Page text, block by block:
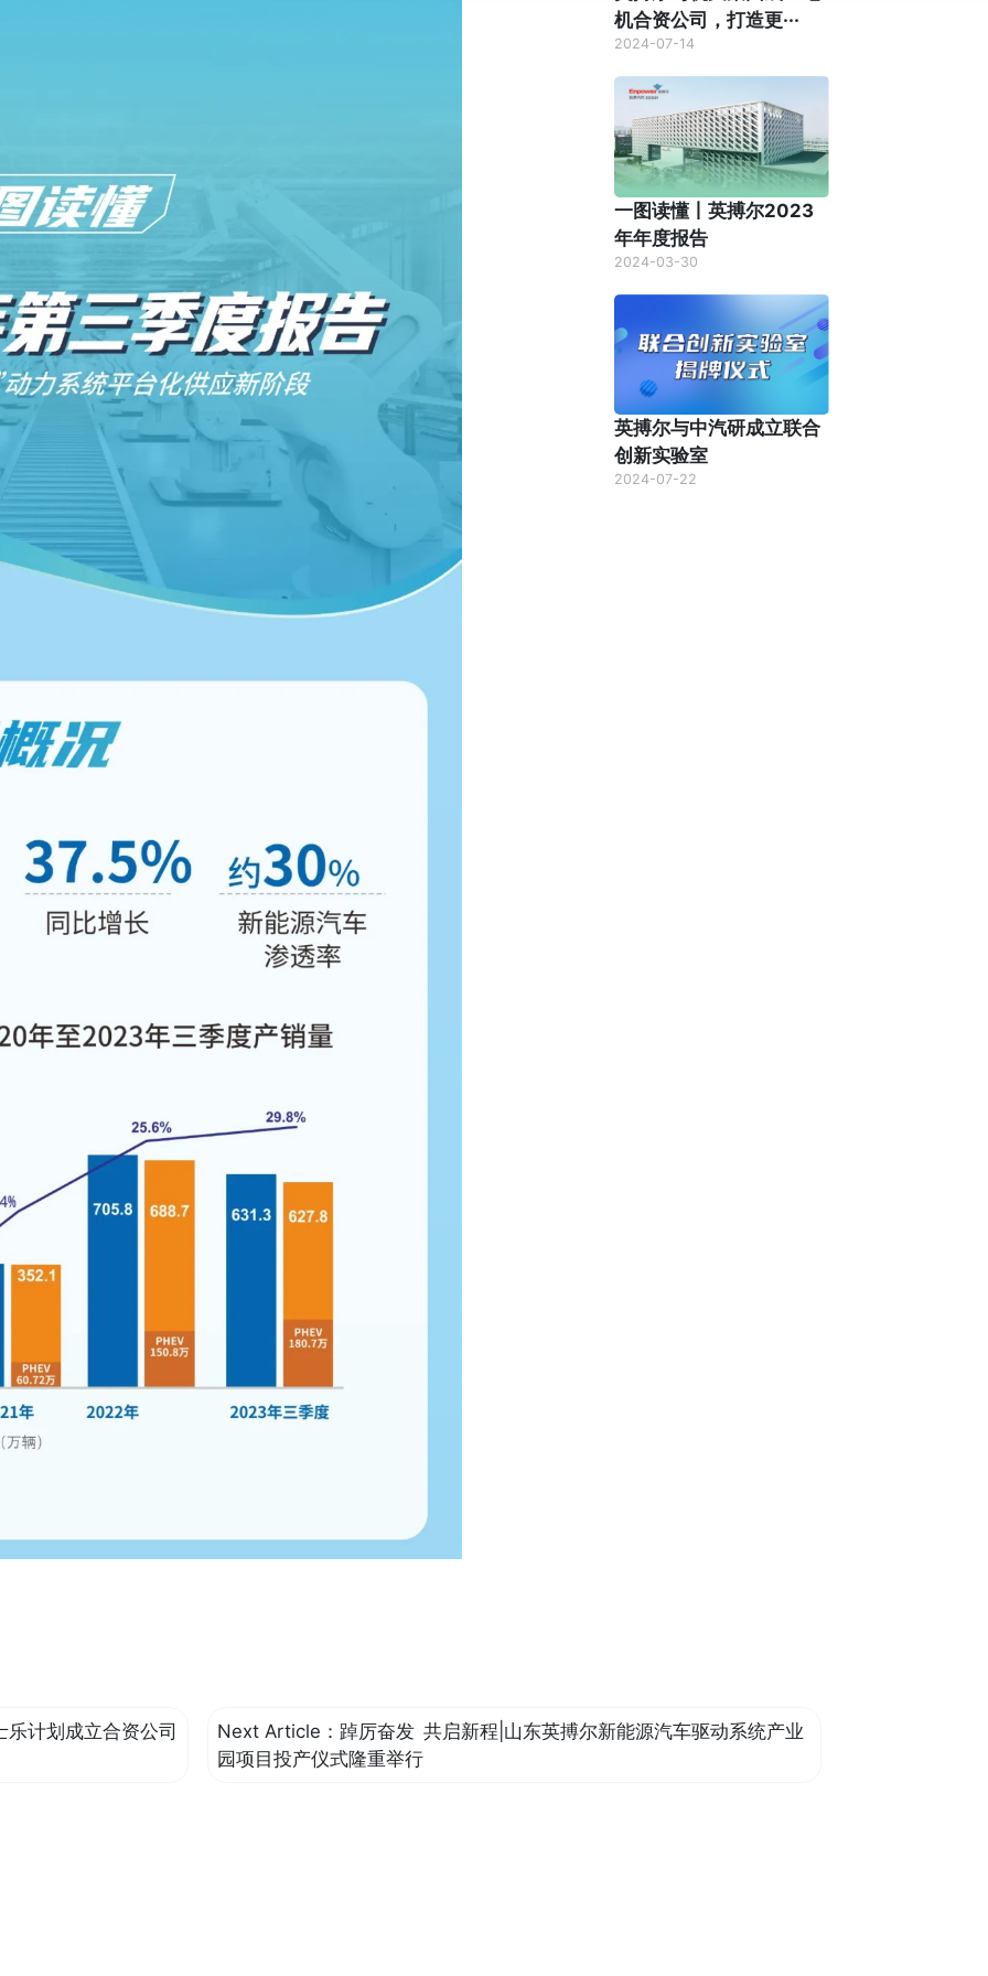
机合资公司，打造更···
2024-07-14
一图读懂丨英搏尔2023
年年度报告
2024-03-30
英搏尔与中汽研成立联合
创新实验室
2024-07-22
计划成立合资公司 Next Article： 踔厉奋发 共启新程|山东英搏尔新能源汽车驱动系统产业
园项目投产仪式隆重举行